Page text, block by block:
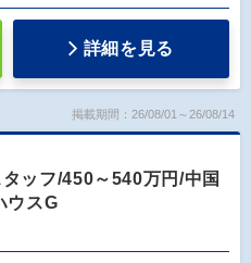
詳細を見る
掲載期間：26/08/01～26/08/14
ッフ/450～540万円/中国
ウスG